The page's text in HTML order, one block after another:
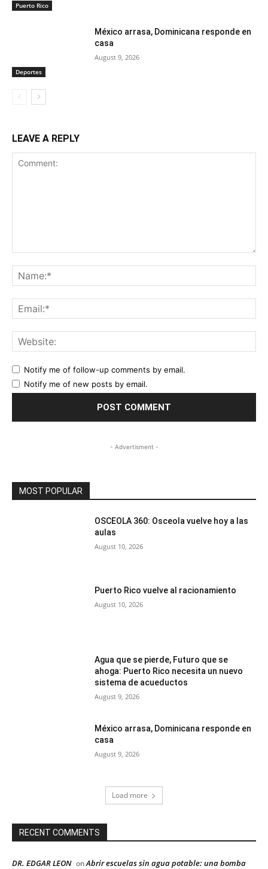
Puerto Rico
Deportes
México arrasa, Dominicana responde en
casa
August 9, 2026
LEAVE A REPLY
Notify me of follow-up comments by email.
Notify me of new posts by email.
- Advertisment -
MOST POPULAR
OSCEOLA 360: Osceola vuelve hoy a las
aulas
August 10, 2026
Puerto Rico vuelve al racionamiento
August 10, 2026
Agua que se pierde, Futuro que se
ahoga: Puerto Rico necesita un nuevo
sistema de acueductos
August 9, 2026
México arrasa, Dominicana responde en
casa
August 9, 2026
Load more
RECENT COMMENTS
DR. EDGAR LEON onAbrir escuelas sin agua potable: una bomba